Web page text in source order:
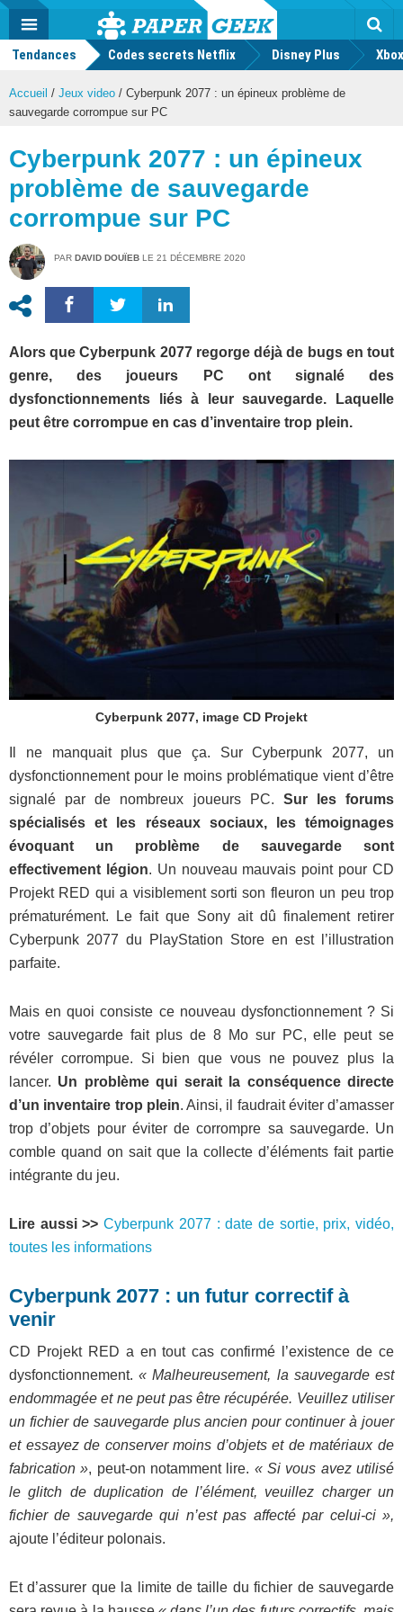
Actu
geek
MENU
Tendances Codes secrets Netflix Disney Plus
Accueil / Jeux video / Cyberpunk 2077 : un épineux problème de
sauvegarde corrompue sur PC
Cyberpunk 2077 : un épineux
problème de sauvegarde
corrompue sur PC
PAR DAVID DOUÏEB LE 21 DÉCEMBRE 2020
Alors que Cyberpunk 2077 regorge déjà de bugs en tout
genre, des joueurs PC ont signalé des
dysfonctionnements liés à leur sauvegarde. Laquelle
peut être corrompue en cas d’inventaire trop plein.
Cyberpunk 2077, image CD Projekt
Il ne manquait plus que ça. Sur Cyberpunk 2077, un
dysfonctionnement pour le moins problématique vient d’être
signalé par de nombreux joueurs PC. Sur les forums
spécialisés et les réseaux sociaux, les témoignages
évoquant un problème de sauvegarde sont
effectivement légion. Un nouveau mauvais point pour CD
Projekt RED qui a visiblement sorti son fleuron un peu trop
prématurément. Le fait que Sony ait dû finalement retirer
Cyberpunk 2077 du PlayStation Store en est l’illustration
parfaite.
Mais en quoi consiste ce nouveau dysfonctionnement ? Si
votre sauvegarde fait plus de 8 Mo sur PC, elle peut se
révéler corrompue. Si bien que vous ne pouvez plus la
lancer. Un problème qui serait la conséquence directe
d’un inventaire trop plein. Ainsi, il faudrait éviter d’amasser
trop d’objets pour éviter de corrompre sa sauvegarde. Un
comble quand on sait que la collecte d’éléments fait partie
intégrante du jeu.
Lire aussi >> Cyberpunk 2077 : date de sortie, prix, vidéo,
toutes les informations
Cyberpunk 2077 : un futur correctif à
venir
CD Projekt RED a en tout cas confirmé l’existence de ce
dysfonctionnement.« Malheureusement, la sauvegarde est
endommagée et ne peut pas être récupérée. Veuillez utiliser
un fichier de sauvegarde plus ancien pour continuer à jouer
et essayez de conserver moins d’objets et de matériaux de
fabrication », peut-on notamment lire. « Si vous avez utilisé
le glitch de duplication de l’élément, veuillez charger un
fichier de sauvegarde qui n’est pas affecté par celui-ci »,
ajoute l’éditeur polonais.
Et d’assurer que la limite de taille du fichier de sauvegarde
Mode
FacebookTwitter Youtube